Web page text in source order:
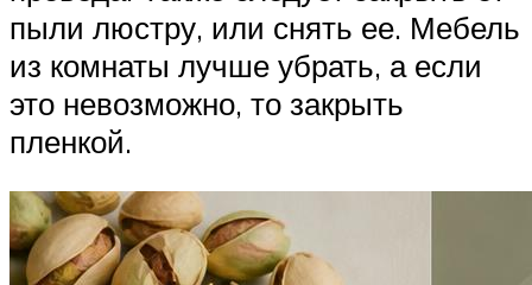
пыли люстру, или снять ее. Мебель
из комнаты лучше убрать, а если
это невозможно, то закрыть
пленкой.